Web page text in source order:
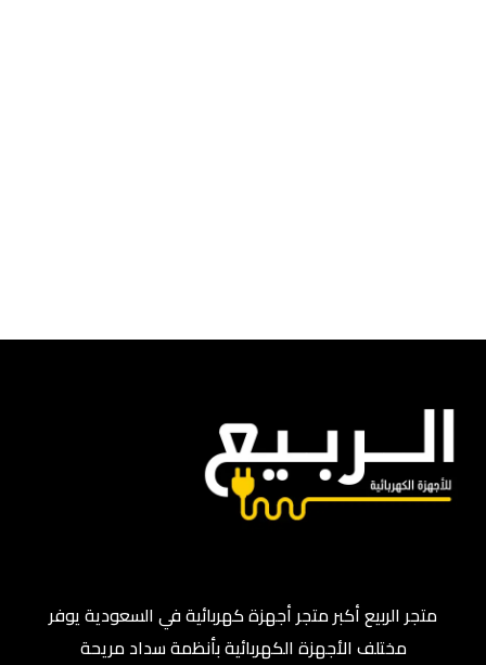
متجر الربيع أكبر متجر أجهزة كهربائية في السعودية يوفر
مختلف الأجهزة الكهربائية بأنظمة سداد مريحة